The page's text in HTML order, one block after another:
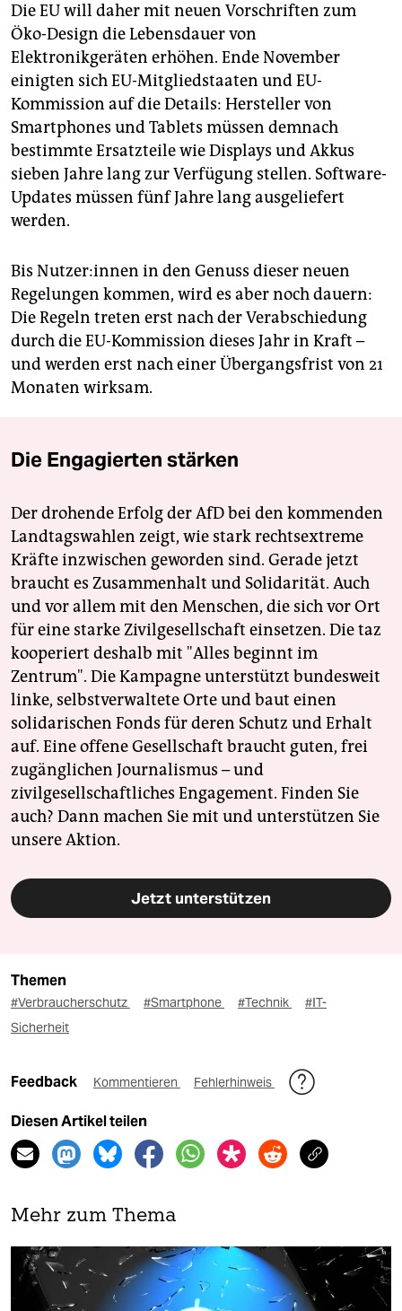
Die EU will daher mit neuen Vorschriften zum
Öko-Design die Lebensdauer von
Elektronikgeräten erhöhen. Ende November
einigten sich EU-Mitgliedstaaten und EU-
Kommission auf die Details: Hersteller von
Smartphones und Tablets müssen demnach
bestimmte Ersatzteile wie Displays und Akkus
sieben Jahre lang zur Verfügung stellen. Software-
Updates müssen fünf Jahre lang ausgeliefert
werden.
Bis Nut­ze­r:in­nen in den Genuss dieser neuen
Regelungen kommen, wird es aber noch dauern:
Die Regeln treten erst nach der Verabschiedung
durch die EU-Kommission dieses Jahr in Kraft –
und werden erst nach einer Übergangsfrist von 21
Monaten wirksam.
Die Engagierten stärken
Der drohende Erfolg der AfD bei den kommenden
Landtagswahlen zeigt, wie stark rechtsextreme
Kräfte inzwischen geworden sind. Gerade jetzt
braucht es Zusammenhalt und Solidarität. Auch
und vor allem mit den Menschen, die sich vor Ort
für eine starke Zivilgesellschaft einsetzen. Die taz
kooperiert deshalb mit "Alles beginnt im
Zentrum". Die Kampagne unterstützt bundesweit
linke, selbstverwaltete Orte und baut einen
solidarischen Fonds für deren Schutz und Erhalt
auf. Eine offene Gesellschaft braucht guten, frei
zugänglichen Journalismus – und
zivilgesellschaftliches Engagement. Finden Sie
auch? Dann machen Sie mit und unterstützen Sie
unsere Aktion.
Jetzt unterstützen
Themen
#Verbraucherschutz #Smartphone #Technik
#IT-
Sicherheit
Feedback Kommentieren Fehlerhinweis
Diesen Artikel teilen
Mehr zum Thema